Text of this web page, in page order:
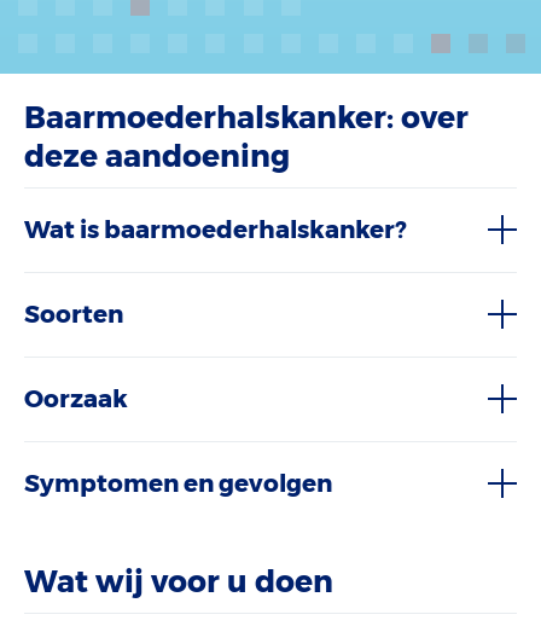
Baarmoederhalskanker: over
deze aandoening
Wat is baarmoederhalskanker?
Soorten
Oorzaak
Symptomen en gevolgen
Wat wij voor u doen